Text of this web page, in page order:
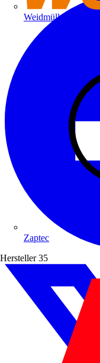
Weidmüller
Zaptec
Hersteller 35